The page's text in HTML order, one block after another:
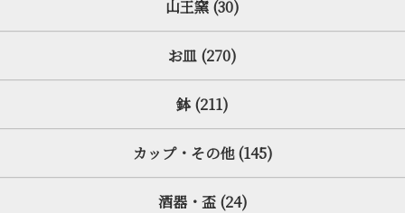
山王窯 (30)
お皿 (270)
鉢 (211)
カップ・その他 (145)
酒器・盃 (24)